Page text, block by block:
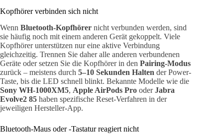
Kopfhörer verbinden sich nicht
Wenn Bluetooth-Kopfhörer nicht verbunden werden, sind
sie häufig noch mit einem anderen Gerät gekoppelt. Viele
Kopfhörer unterstützen nur eine aktive Verbindung
gleichzeitig. Trennen Sie daher alle anderen verbundenen
Geräte oder setzen Sie die Kopfhörer in den Pairing-Modus
zurück – meistens durch 5–10 Sekunden Halten der Power-
Taste, bis die LED schnell blinkt. Bekannte Modelle wie die
Sony WH-1000XM5, Apple AirPods Pro oderJabra
Evolve2 85 haben spezifische Reset-Verfahren in der
jeweiligen Hersteller-App.
Bluetooth-Maus oder -Tastatur reagiert nicht